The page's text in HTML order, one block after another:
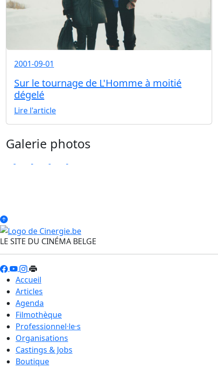
2001-09-01
Sur le tournage de L'Homme à moitié
dégelé
Lire l'article
Galerie photos
LE SITE DU CINÉMA BELGE
Accueil
Articles
Agenda
Filmothèque
Professionnel·le·s
Organisations
Castings & Jobs
Boutique